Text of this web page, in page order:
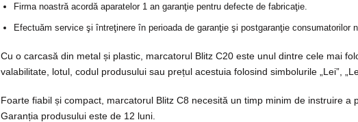
Firma noastră acordă aparatelor 1 an garanţie pentru defecte de fabricaţie.
Efectuăm service şi întreţinere înperioada de garanţie şi postgaranţie consumatorilor
Cu o carcasă din metal și plastic, marcatorul Blitz C20 este unul dintre cele mai
valabilitate, lotul, codul produsului sau prețul acestuia folosind simbolurile „Lei”,
Foarte fiabil și compact, marcatorul Blitz C8 necesită un timp minim de instruire
Garanția produsului este de 12 luni.